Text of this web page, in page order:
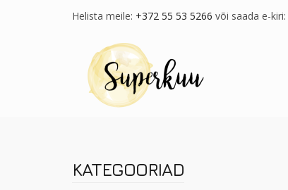
Helista meile: +372 55 53 5266 või saada e-kiri:
KATEGOORIAD